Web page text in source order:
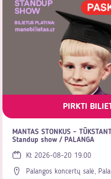
PIRKTI
MANTAS STONKUS -
Standup show / PALANGA
Kt 2026-08-20 19:00
Palangos koncertų salė,